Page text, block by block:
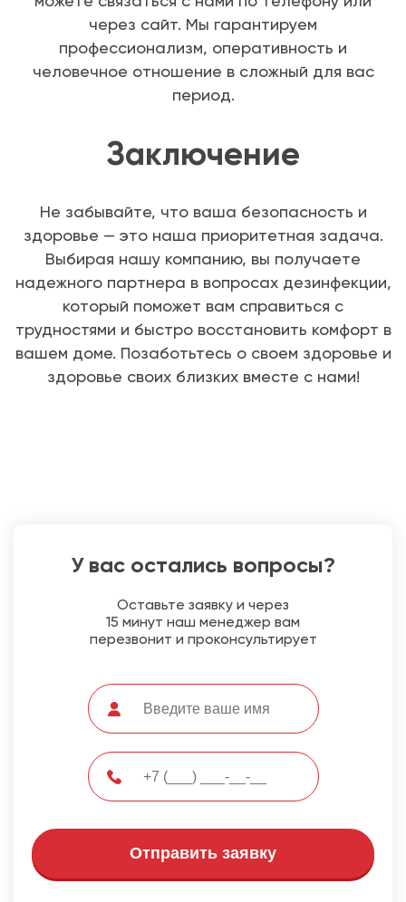
через сайт. Мы гарантируем
профессионализм, оперативность и
человечное отношение в сложный для вас
период.
Заключение
Не забывайте, что ваша безопасность и
здоровье — это наша приоритетная задача.
Выбирая нашу компанию, вы получаете
надежного партнера в вопросах дезинфекции,
который поможет вам справиться с
трудностями и быстро восстановить комфорт в
вашем доме. Позаботьтесь о своем здоровье и
здоровье своих близких вместе с нами!
У вас остались вопросы?
Оставьте заявку и через
15 минут наш менеджер вам
перезвонит и проконсультирует
Отправить заявку